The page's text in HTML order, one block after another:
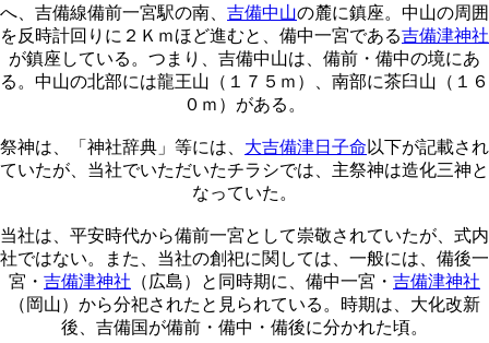
へ、吉備線備前一宮駅の南、 吉備中山の麓に鎮座。中山の周囲
を反時計回りに２Ｋｍほど進むと、備中一宮である吉備津神社
が鎮座している。つまり、吉備中山は、備前・備中の境にあ
る。中山の北部には龍王山（１７５ｍ）、南部に茶臼山（１６
０ｍ）がある。
祭神は、「神社辞典」等には、 大吉備津日子命 以下が記載され
ていたが、当社でいただいたチラシでは、主祭神は造化三神と
なっていた。
当社は、平安時代から備前一宮として崇敬されていたが、式内
社ではない。また、当社の創祀に関しては、一般には、備後一
宮・ 吉備津神社 （広島）と同時期に、備中一宮・ 吉備津神社
（岡山）から分祀されたと見られている。時期は、大化改新
後、吉備国が備前・備中・備後に分かれた頃。